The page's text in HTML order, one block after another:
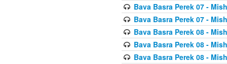
Bava Basra Perek 07 -
Bava Basra Perek 07 -
Bava Basra Perek 08 -
Bava Basra Perek 08 -
Bava Basra Perek 08 -